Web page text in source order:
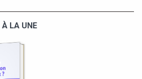
À LA UNE